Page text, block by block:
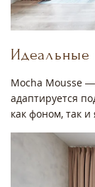
Идеальные
Mocha Mousse
адаптируется
как фоном, так